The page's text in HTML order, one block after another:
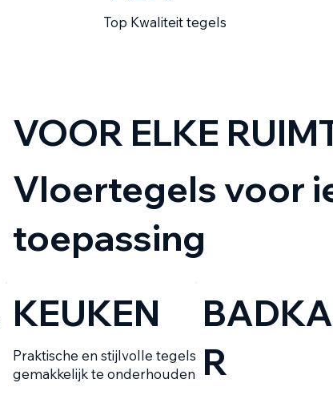
Top Kwaliteit tegels
VOOR ELKE
Vloertegels voor
toepassing
KEUKEN
Praktische en stijlvolle tegels
gemakkelijk te onderhouden
R